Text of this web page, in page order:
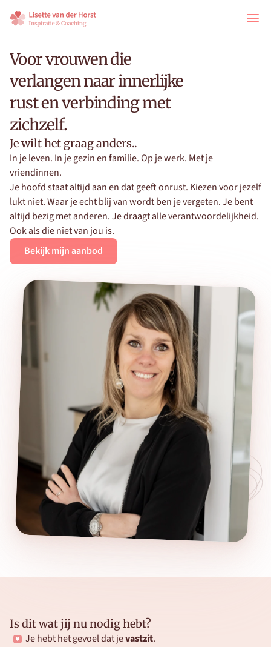
Voor vrouwen die
verlangen naar innerlijke
rust en verbinding met
zichzelf.
Je wilt het graag anders..
In je leven. In je gezin en familie. Op je werk. Met je
vriendinnen.
Je hoofd staat altijd aan en dat geeft onrust. Kiezen voor jezelf
lukt niet. Waar je echt blij van wordt ben je vergeten. Je bent
altijd bezig met anderen. Je draagt alle verantwoordelijkheid.
Ook als die niet van jou is.
Bekijk mijn aanbod
Is dit wat jij nu nodig hebt?
Je hebt het gevoel dat je vastzit.